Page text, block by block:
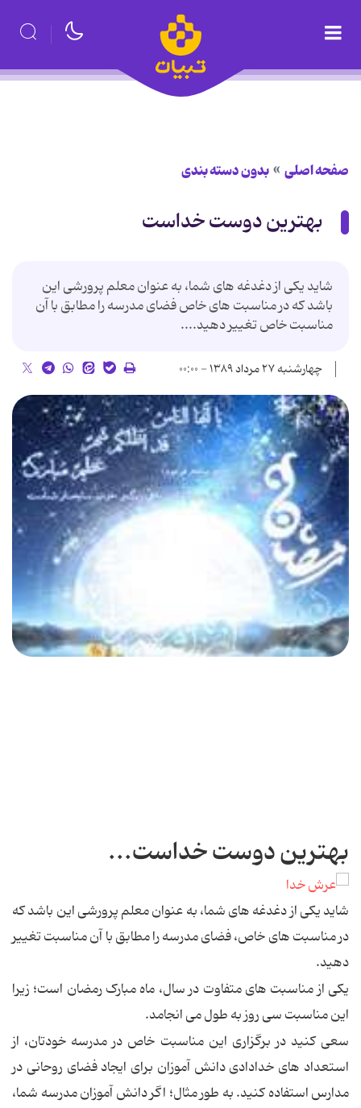
صفحه اصلی بدون دسته بندی
بهترین دوست خداست
شاید یکی از دغدغه های شما، به عنوان معلم پرورشی این
باشد که در مناسبت های خاص فضای مدرسه را مطابق با آن
مناسبت خاص تغییر دهید....
چهارشنبه ۲۷ مرداد ۱۳۸۹ - ۰۰:۰۰
بهترین دوست خداست...
شاید یکی از دغدغه های شما، به عنوان معلم پرورشی این باشد که
در مناسبت های خاص، فضای مدرسه را مطابق با آن مناسبت تغییر
دهید.
یکی از مناسبت های متفاوت در سال، ماه مبارک رمضان است؛ زیرا
این مناسبت سی روز به طول می انجامد.
سعی کنید در برگزاری این مناسبت خاص در مدرسه خودتان، از
استعداد های خدادادی دانش آموزان برای ایجاد فضای روحانی در
مدارس استفاده کنید. به طور مثال؛ اگر دانش آموزان مدرسه شما،